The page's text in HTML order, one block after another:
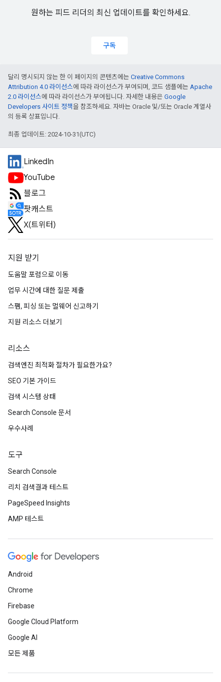
원하는 피드 리더의 최신 업데이트를 확인하세요.
구독
달리 명시되지 않는 한 이 페이지의 콘텐츠에는 Creative Commons
Attribution 4.0 라이선스에 따라 라이선스가 부여되며, 코드 샘플에는 Apache
2.0 라이선스에 따라 라이선스가 부여됩니다. 자세한 내용은 Google
Developers 사이트 정책을 참조하세요. 자바는 Oracle 및/또는 Oracle 계열사
의 등록 상표입니다.
최종 업데이트: 2024-10-31(UTC)
LinkedIn
YouTube
블로그
팟캐스트
X(트위터)
지원 받기
도움말 포럼으로 이동
업무 시간에 대한 질문 제출
스팸, 피싱 또는 멀웨어 신고하기
지원 리소스 더보기
리소스
검색엔진 최적화 절차가 필요한가요?
SEO 기본 가이드
검색 시스템 상태
Search Console 문서
우수사례
도구
Search Console
리치 검색결과 테스트
PageSpeed Insights
AMP 테스트
Android
Chrome
Firebase
Google Cloud Platform
Google AI
모든 제품